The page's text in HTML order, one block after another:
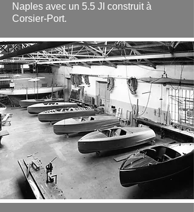
Naples avec un 5.5 JI construit à
Corsier-Port.
.